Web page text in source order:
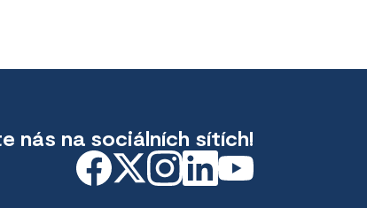
nás na sociálních sítích!